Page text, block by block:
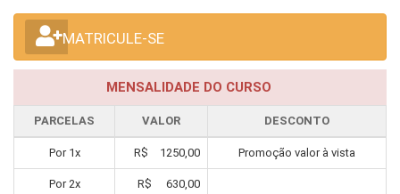
MATRICULE-SE
MENSALIDADE DO CURSO
PARCELAS VALOR DESCONTO
Por 1x R$ 1250,00 Promoção valor à vista
Por 2x R$ 630,00